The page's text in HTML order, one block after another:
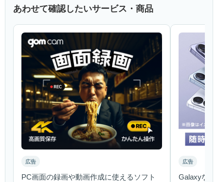
あわせて確認したいサービス・商品
広告
PC画面の録画や動画作成に使えるソフト
広告
Galaxyなど